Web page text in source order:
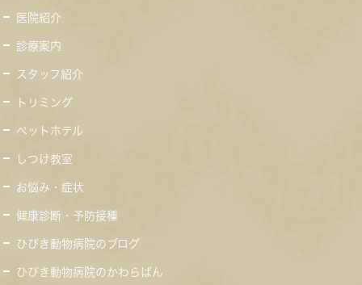
医院紹介
診療案内
スタッフ紹介
トリミング
ペットホテル
しつけ教室
お悩み・症状
健康診断・予防接種
ひびき動物病院のブログ
ひびき動物病院のかわらばん